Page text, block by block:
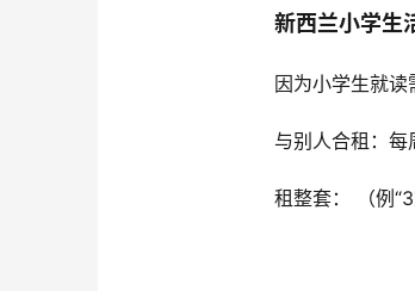
新西兰小学生
因为小学生就
与别人合租：
租整套： （例